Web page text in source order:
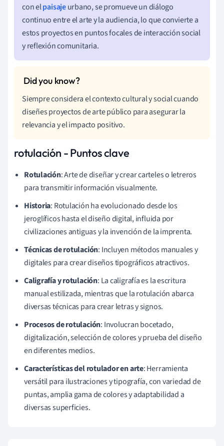
con elpaisajeurbano, se promueve un diálogo
continuo entre el arte y la audiencia, lo que convierte a
estos proyectos en puntos focales de interacción social
y reflexión comunitaria.
Siempre considera el contexto cultural y social cuando
diseñes proyectos de arte público para asegurar la
relevancia y el impacto positivo.
rotulación - Puntos clave
Rotulación: Arte de diseñar y crear carteles o letreros
para transmitir información visualmente.
Historia: Rotulación ha evolucionado desde los
jeroglíficos hasta el diseño digital, influida por
civilizaciones antiguas y la invención de la imprenta.
Técnicas de rotulación: Incluyen métodos manuales y
digitales para crear diseños tipográficos atractivos.
Caligrafía y rotulación: La caligrafía es la escritura
manual estilizada, mientras que la rotulación abarca
diversas técnicas para crear letras y signos.
Procesos de rotulación: Involucran bocetado,
digitalización, selección de colores y prueba del diseño
en diferentes medios.
Características del rotulador en arte: Herramienta
versátil para ilustraciones y tipografía, con variedad de
puntas, amplia gama de colores y adaptabilidad a
diversas superficies.